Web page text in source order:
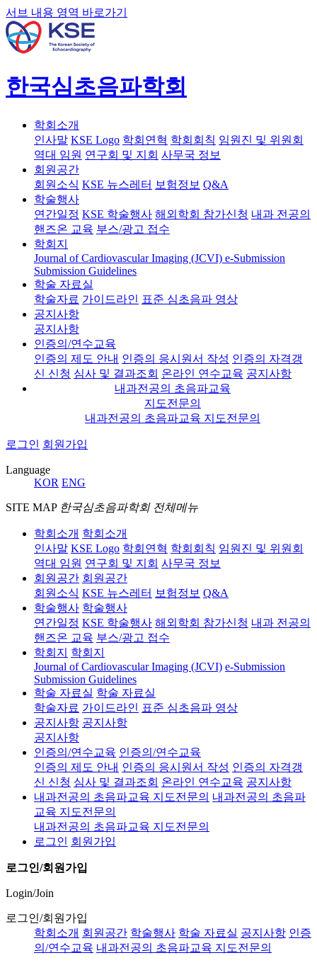
서브 내용 영역 바로가기
한국심초음파학회
학회소개
인사말 KSE Logo 학회연혁 학회회칙 임원진 및 위원회
역대 임원 연구회 및 지회 사무국 정보
회원공간
회원소식 KSE 뉴스레터 보험정보 Q&A
학술행사
연간일정 KSE 학술행사 해외학회 참가신청 내과 전공의
핸즈온 교육 부스/광고 접수
학회지
Journal of Cardiovascular Imaging (JCVI) e-Submission
Submission Guidelines
학술 자료실
학술자료 가이드라인 표준 심초음파 영상
공지사항
공지사항
인증의/연수교육
인증의 제도 안내 인증의 응시원서 작성 인증의 자격갱
신 신청 심사 및 결과조회 온라인 연수교육 공지사항
내과전공의 초음파교육
지도전문의
내과전공의 초음파교육 지도전문의
로그인 회원가입
Language
KOR ENG
SITE MAP 한국심초음파학회 전체메뉴
학회소개 학회소개
인사말 KSE Logo 학회연혁 학회회칙 임원진 및 위원회
역대 임원 연구회 및 지회 사무국 정보
회원공간 회원공간
회원소식 KSE 뉴스레터 보험정보 Q&A
학술행사 학술행사
연간일정 KSE 학술행사 해외학회 참가신청 내과 전공의
핸즈온 교육 부스/광고 접수
학회지
학회지
Journal of Cardiovascular Imaging (JCVI) e-Submission
Submission Guidelines
학술 자료실 학술 자료실
학술자료 가이드라인 표준 심초음파 영상
공지사항 공지사항
공지사항
인증의/연수교육 인증의/연수교육
인증의 제도 안내 인증의 응시원서 작성 인증의 자격갱
신 신청 심사 및 결과조회 온라인 연수교육 공지사항
내과전공의 초음파교육 지도전문의 내과전공의 초음파
교육 지도전문의
내과전공의 초음파교육 지도전문의
로그인 회원가입
로그인/회원가입
Login/Join
로그인/회원가입
학회소개 회원공간 학술행사 학술 자료실 공지사항 인증
의/연수교육 내과전공의 초음파교육 지도전문의